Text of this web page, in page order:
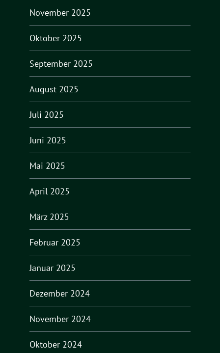
November 2025
Oktober 2025
September 2025
August 2025
Juli 2025
Juni 2025
Mai 2025
April 2025
März 2025
Februar 2025
Januar 2025
Dezember 2024
November 2024
Oktober 2024